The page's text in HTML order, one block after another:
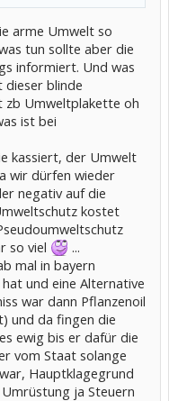
arme Umwelt so
tun sollte aber die
informiert. Und was
dieser blinde
zb Umweltplakette oh
ist bei
kassiert, der Umwelt
wir dürfen wieder
negativ auf die
kostet
so viel
...
mal in bayern
und eine Alternative
war dann Pflanzenoil
und da fingen die
ewig bis er dafür die
vom Staat solange
Hauptklagegrund
ja Steuern